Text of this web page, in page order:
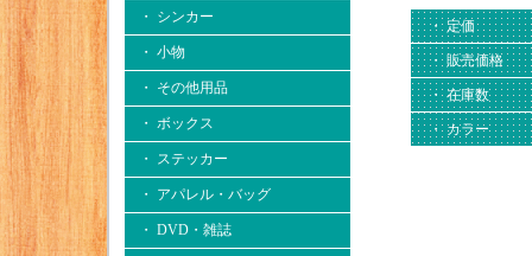
・ シンカー
・ 小物
・ その他用品
・ ボックス
・ ステッカー
・ アパレル・バッグ
・ DVD・雑誌
・ 定価
・ 販売価格
・ 在庫数
・ カラー